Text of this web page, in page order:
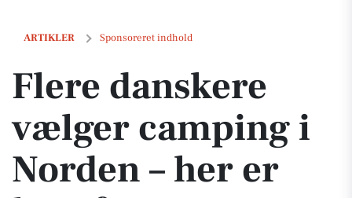
ARTIKLER Sponsoreret indhold
Flere danskere vælger camping i Norden – her er hvorfor
Flere danskere
vælger camping i
Norden – her er